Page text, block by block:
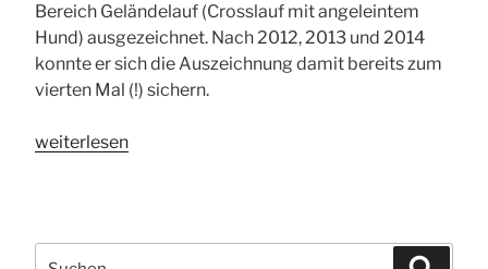
Bereich Geländelauf (Crosslauf mit angeleintem
Hund) ausgezeichnet. Nach 2012, 2013 und 2014
konnte er sich die Auszeichnung damit bereits zum
vierten Mal (!) sichern.
„Sportler
weiterlesen